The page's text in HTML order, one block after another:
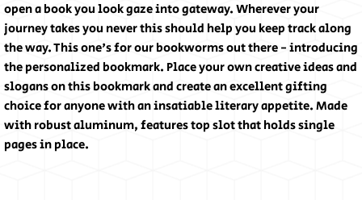
open a book you look gaze into gateway. Wherever your
journey takes you never this should help you keep track along
the way. This one's for our bookworms out there - introducing
the personalized bookmark. Place your own creative ideas and
slogans on this bookmark and create an excellent gifting
choice for anyone with an insatiable literary appetite. Made
with robust aluminum, features top slot that holds single
pages in place.